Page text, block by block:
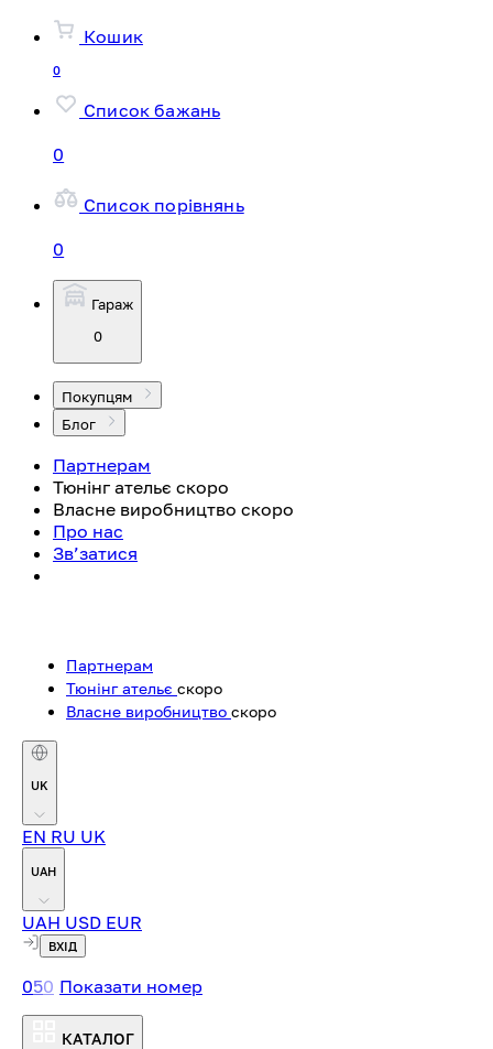
Кошик
0
Список бажань
0
Список порівнянь
0
Гараж
0
Покупцям
Блог
Партнерам
Тюнінг ательє скоро
Власне виробництво скоро
Про нас
Зв’затися
Партнерам
Тюнінг ательє скоро
Власне виробництво скоро
UK
EN RU UK
UAH
UAH USD EUR
ВХІД
050 Показати номер
КАТАЛОГ